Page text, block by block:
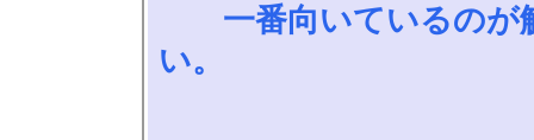
一番向いているのが
い。